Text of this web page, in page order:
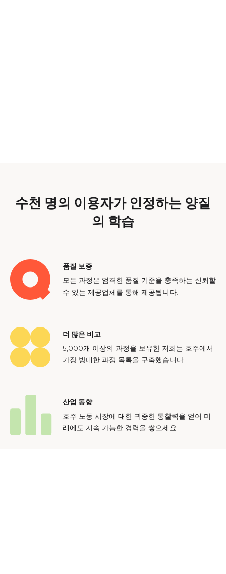
수천 명의 이용자가 인정하는 양질
의 학습
품질 보증
모든 과정은 엄격한 품질 기준을 충족하는 신뢰할
수 있는 제공업체를 통해 제공됩니다.
더 많은 비교
5,000개 이상의 과정을 보유한 저희는 호주에서
가장 방대한 과정 목록을 구축했습니다.
산업 동향
호주 노동 시장에 대한 귀중한 통찰력을 얻어 미
래에도 지속 가능한 경력을 쌓으세요.